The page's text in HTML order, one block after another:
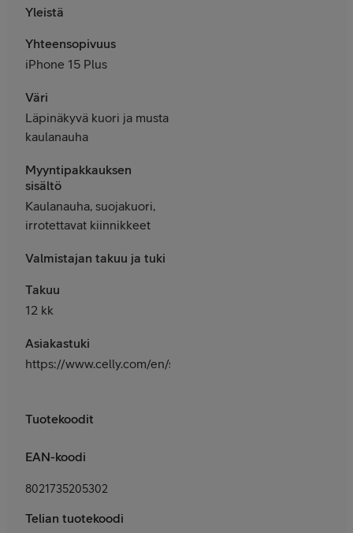
Yleistä
Yhteensopivuus
iPhone 15 Plus
Väri
Läpinäkyvä kuori ja musta
kaulanauha
Myyntipakkauksen
sisältö
Kaulanauha, suojakuori,
irrotettavat kiinnikkeet
Valmistajan takuu ja tuki
Takuu
12 kk
Asiakastuki
https://www.celly.com/en/support
Tuotekoodit
EAN-koodi
8021735205302
Telian tuotekoodi